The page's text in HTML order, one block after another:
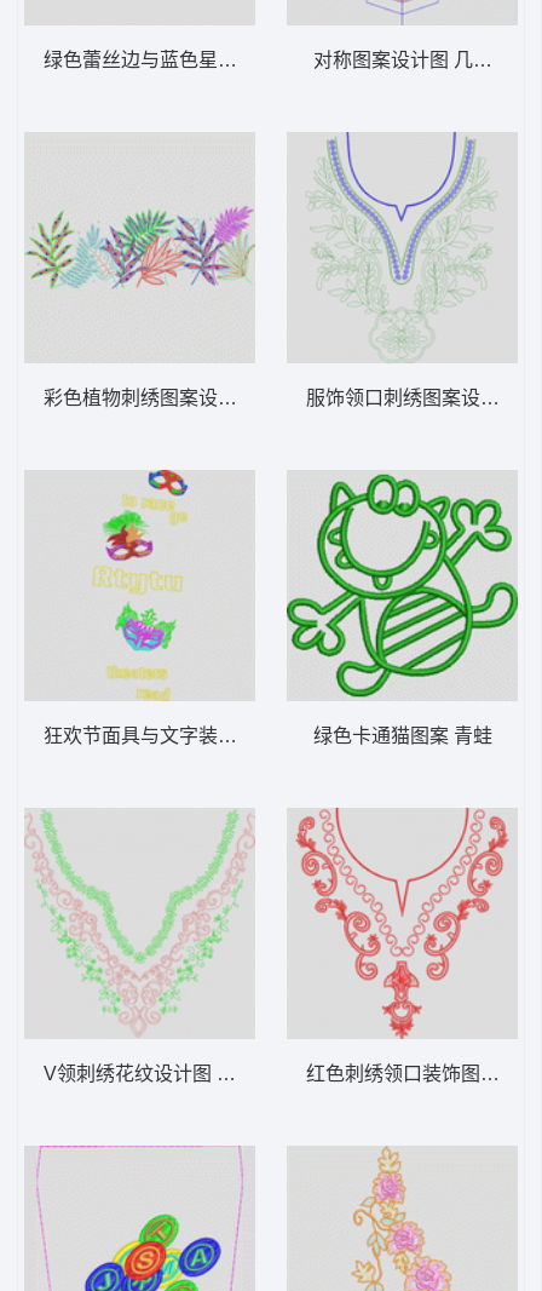
绿色蕾丝边与蓝色星形图案 波浪包针简单小
彩色植物刺绣图案设计 叶子
狂欢节面具与文字装饰 舞会面具
V领刺绣花纹设计图 单针曲线领
对称图案设计图 几何图案
服饰领口刺绣图案设计 铜
绿色卡通猫图案 青蛙
红色刺绣领口装饰图案 锁